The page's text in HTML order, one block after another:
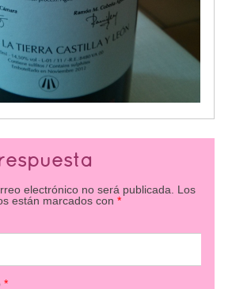
electrónico no será publicada. Los
están marcados con *
*